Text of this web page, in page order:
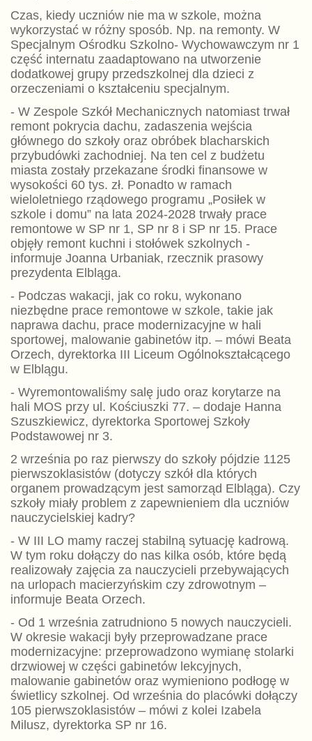
Czas, kiedy uczniów nie ma w szkole, można
wykorzystać w różny sposób. Np. na remonty. W
Specjalnym Ośrodku Szkolno- Wychowawczym nr 1
część internatu zaadaptowano na utworzenie
dodatkowej grupy przedszkolnej dla dzieci z
orzeczeniami o kształceniu specjalnym.
- W Zespole Szkół Mechanicznych natomiast trwał
remont pokrycia dachu, zadaszenia wejścia
głównego do szkoły oraz obróbek blacharskich
przybudówki zachodniej. Na ten cel z budżetu
miasta zostały przekazane środki finansowe w
wysokości 60 tys. zł. Ponadto w ramach
wieloletniego rządowego programu „Posiłek w
szkole i domu” na lata 2024-2028 trwały prace
remontowe w SP nr 1, SP nr 8 i SP nr 15. Prace
objęły remont kuchni i stołówek szkolnych -
informuje Joanna Urbaniak, rzecznik prasowy
prezydenta Elbląga.
- Podczas wakacji, jak co roku, wykonano
niezbędne prace remontowe w szkole, takie jak
naprawa dachu, prace modernizacyjne w hali
sportowej, malowanie gabinetów itp. – mówi Beata
Orzech, dyrektorka III Liceum Ogólnokształcącego
w Elblągu.
- Wyremontowaliśmy salę judo oraz korytarze na
hali MOS przy ul. Kościuszki 77. – dodaje Hanna
Szuszkiewicz, dyrektorka Sportowej Szkoły
Podstawowej nr 3.
2 września po raz pierwszy do szkoły pójdzie 1125
pierwszoklasistów (dotyczy szkół dla których
organem prowadzącym jest samorząd Elbląga). Czy
szkoły miały problem z zapewnieniem dla uczniów
nauczycielskiej kadry?
- W III LO mamy raczej stabilną sytuację kadrową.
W tym roku dołączy do nas kilka osób, które będą
realizowały zajęcia za nauczycieli przebywających
na urlopach macierzyńskim czy zdrowotnym –
informuje Beata Orzech.
- Od 1 września zatrudniono 5 nowych nauczycieli.
W okresie wakacji były przeprowadzane prace
modernizacyjne: przeprowadzono wymianę stolarki
drzwiowej w części gabinetów lekcyjnych,
malowanie gabinetów oraz wymieniono podłogę w
świetlicy szkolnej. Od września do placówki dołączy
105 pierwszoklasistów – mówi z kolei Izabela
Milusz, dyrektorka SP nr 16.